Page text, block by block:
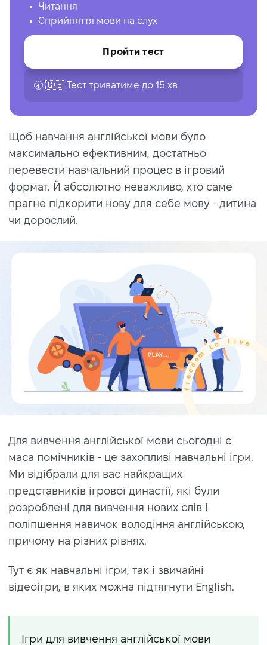
Читання
Сприйняття мови на слух
Пройти тест
🕣 🇬🇧 Тест триватиме до 15 хв
Щоб навчання англійської мови було
максимально ефективним, достатньо
перевести навчальний процес в ігровий
формат. Й абсолютно неважливо, хто саме
прагне підкорити нову для себе мову - дитина
чи дорослий.
Для вивчення англійської мови сьогодні є
маса помічників - це захопливі навчальні ігри.
Ми відібрали для вас найкращих
представників ігрової династії, які були
розроблені для вивчення нових слів і
поліпшення навичок володіння англійською,
причому на різних рівнях.
Тут є як навчальні ігри, так і звичайні
відеоігри, в яких можна підтягнути English.
Ігри для вивчення англійської мови